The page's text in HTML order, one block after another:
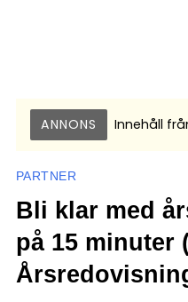
ANNONS Innehåll
PARTNER
Bli klar med
på 15 minuter